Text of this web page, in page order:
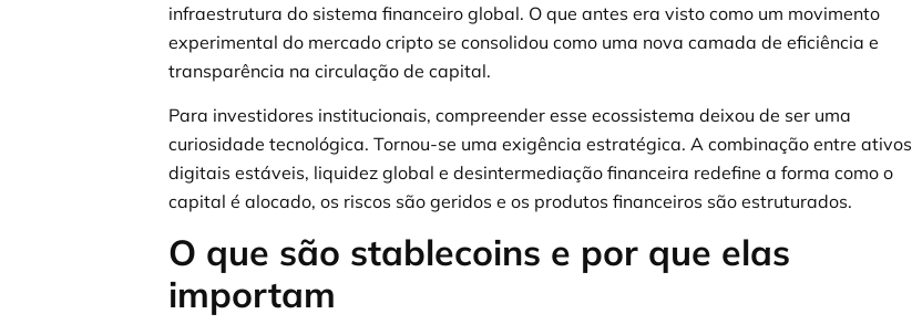
infraestrutura do sistema financeiro global. O que antes era visto como um movimento
experimental do mercado cripto se consolidou como uma nova camada de eficiência e
transparência na circulação de capital.
Para investidores institucionais, compreender esse ecossistema deixou de ser uma
curiosidade tecnológica. Tornou-se uma exigência estratégica. A combinação entre ativos
digitais estáveis, liquidez global e desintermediação financeira redefine a forma como o
capital é alocado, os riscos são geridos e os produtos financeiros são estruturados.
O que são stablecoins e por que elas
importam